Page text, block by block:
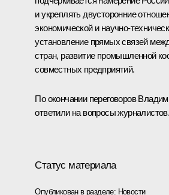
и укреплять двусторонние
экономической и научно-
установление прямых связей
стран, развитие промышленной
совместных предприятий.
По окончании переговоров
ответили на вопросы журналистов.
Статус материала
Опубликован в разделе: Новости